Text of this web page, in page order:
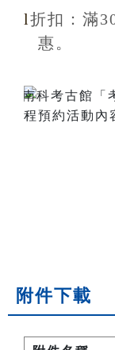
l折扣 ：滿
惠 。
附件下載